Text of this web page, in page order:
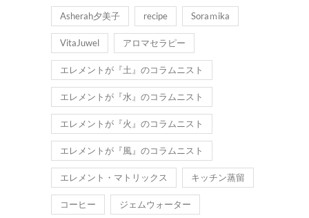
Asherah夕美子 recipe Soraｍika
VitaJuwel アロマセラピー
エレメントが『土』のコラムニスト
エレメントが『水』のコラムニスト
エレメントが『火』のコラムニスト
エレメントが『風』のコラムニスト
エレメント・マトリックス キッチン蒸留
コーヒー ジェムウォーター